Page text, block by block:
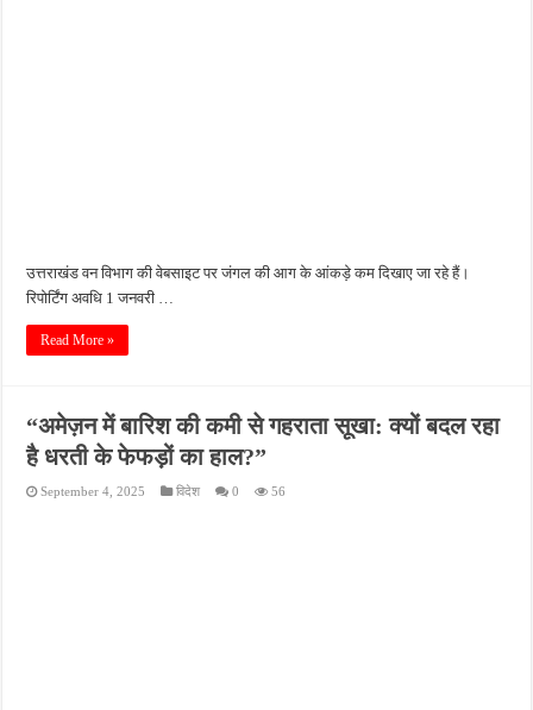
उत्तराखंड वन विभाग की वेबसाइट पर जंगल की आग के आंकड़े कम दिखाए जा रहे हैं।
रिपोर्टिंग अवधि 1 जनवरी …
Read More »
“अमेज़न में बारिश की कमी से गहराता सूखा: क्यों बदल रहा
है धरती के फेफड़ों का हाल?”
September 4, 2025 विदेश 0 56